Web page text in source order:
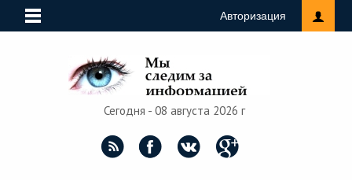
Авторизация
Сегодня - 08 августа 2026 г